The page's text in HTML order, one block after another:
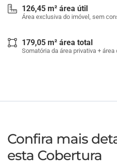
126,45 m² área útil
Área exclusiva do imóvel, sem
179,05 m² área total
Somatória da área privativa + área
Confira mais
esta Cobertura